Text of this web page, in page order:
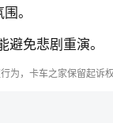
。
免悲剧重演。
为，卡车之家保留起诉